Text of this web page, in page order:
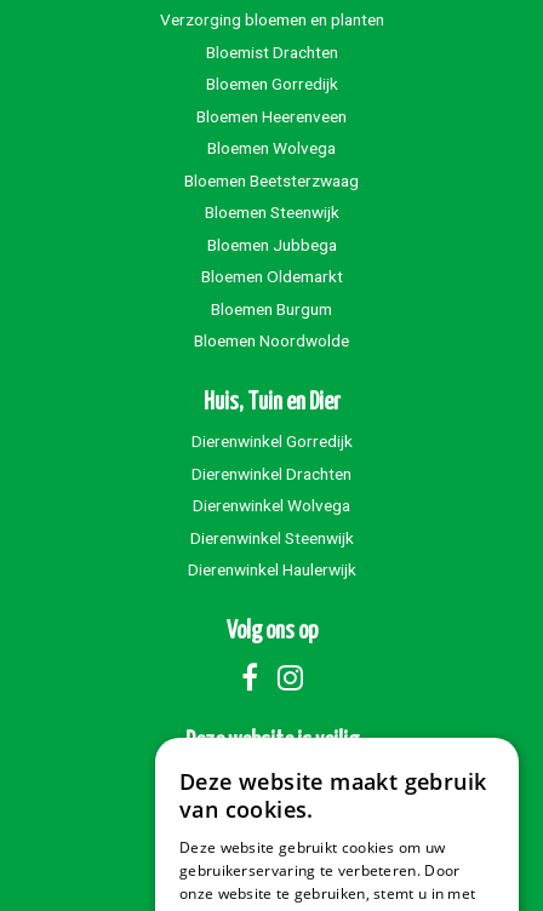
Verzorging bloemen en planten
Bloemist Drachten
Bloemen Gorredijk
Bloemen Heerenveen
Bloemen Wolvega
Bloemen Beetsterzwaag
Bloemen Steenwijk
Bloemen Jubbega
Bloemen Oldemarkt
Bloemen Burgum
Bloemen Noordwolde
Huis, Tuin en Dier
Dierenwinkel Gorredijk
Dierenwinkel Drachten
Dierenwinkel Wolvega
Dierenwinkel Steenwijk
Dierenwinkel Haulerwijk
Volg ons op
Deze website is veilig
Veilig betalen
Deze website maakt gebruik
van cookies.
Deze website gebruikt cookies om uw
gebruikerservaring te verbeteren. Door
onze website te gebruiken, stemt u in met